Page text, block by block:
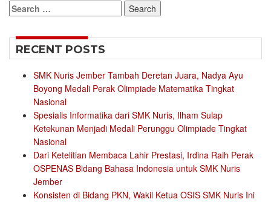
Search
for:
RECENT POSTS
SMK Nuris Jember Tambah Deretan Juara, Nadya Ayu
Boyong Medali Perak Olimpiade Matematika Tingkat
Nasional
Spesialis Informatika dari SMK Nuris, Ilham Sulap
Ketekunan Menjadi Medali Perunggu Olimpiade Tingkat
Nasional
Dari Ketelitian Membaca Lahir Prestasi, Irdina Raih Perak
OSPENAS Bidang Bahasa Indonesia untuk SMK Nuris
Jember
Konsisten di Bidang PKN, Wakil Ketua OSIS SMK Nuris Ini